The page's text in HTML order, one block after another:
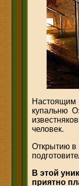
купальню
человек.
Открытию в
В этой
приятно